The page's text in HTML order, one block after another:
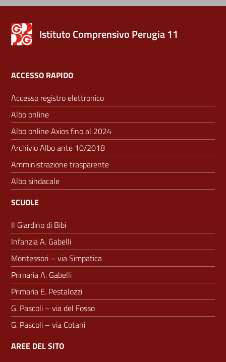
Istituto Comprensivo Perugia 11
ACCESSO RAPIDO
Accesso registro elettronico
Albo online
Albo online Axios fino al 2024
Archivio Albo ante 10/2018
Amministrazione trasparente
Albo sindacale
SCUOLE
Il Giardino di Bibi
Infanzia A. Gabelli
Montessori – via Simpatica
Primaria A. Gabelli
Primaria E. Pestalozzi
G. Pascoli – via del Fosso
G. Pascoli – via Cotani
AREE DEL SITO